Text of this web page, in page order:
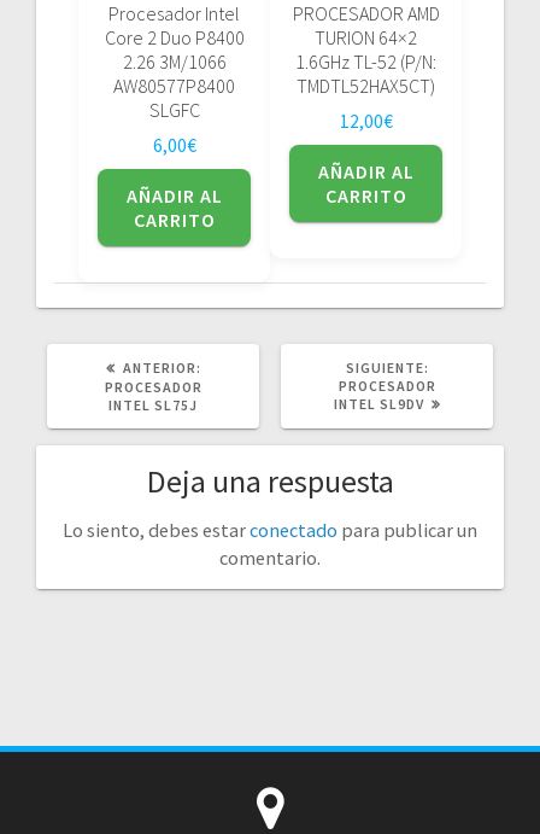
Procesador Intel
Core 2 Duo P8400
2.26 3M/1066
AW80577P8400
SLGFC
6,00€
AÑADIR AL
CARRITO
PROCESADOR AMD
TURION 64×2
1.6GHz TL-52 (P/N:
TMDTL52HAX5CT)
12,00€
AÑADIR AL
CARRITO
ANTERIOR:
ANTERIOR:
PROCESADOR
INTEL SL75J
SIGUIENTE:
POST:
PROCESADOR
INTEL SL9DV
Deja una respuesta
Lo siento, debes estarconectado para publicar un
comentario.